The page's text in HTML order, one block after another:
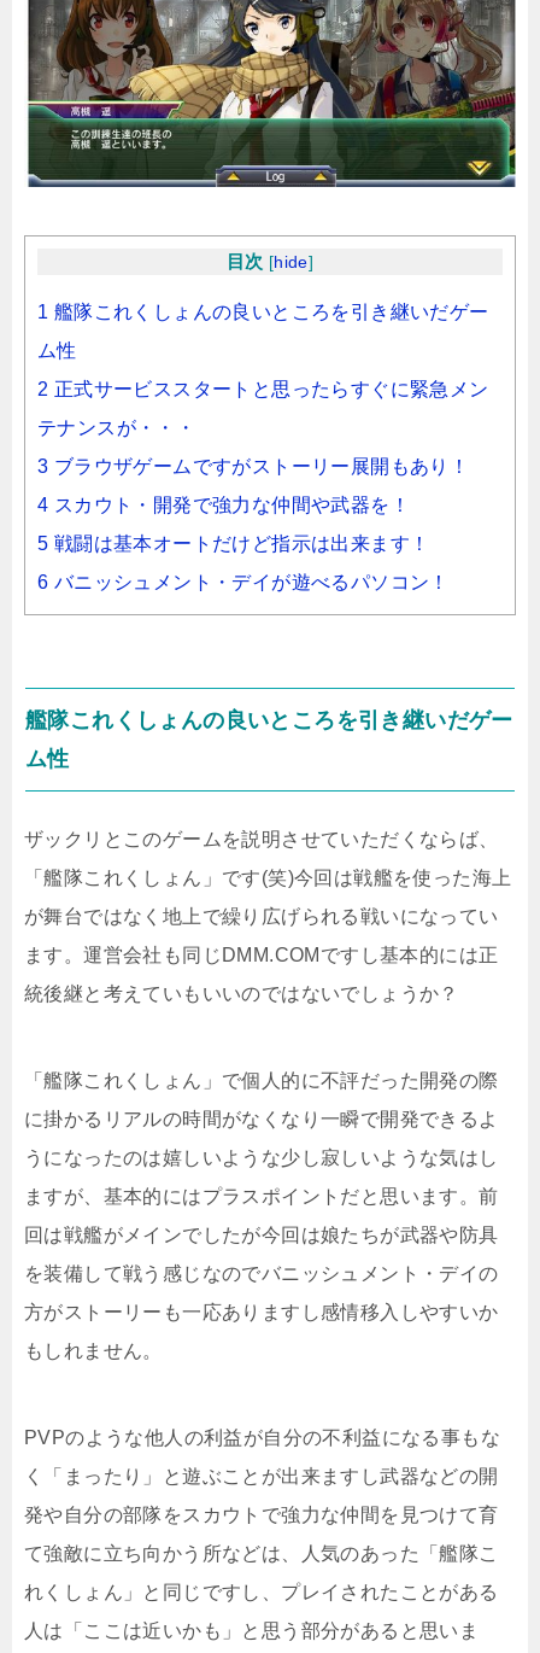
目次 [hide]
1 艦隊これくしょんの良いところを引き継いだゲー
ム性
2 正式サービススタートと思ったらすぐに緊急メン
テナンスが・・・
3 ブラウザゲームですがストーリー展開もあり！
4 スカウト・開発で強力な仲間や武器を！
5 戦闘は基本オートだけど指示は出来ます！
6 バニッシュメント・デイが遊べるパソコン！
艦隊これくしょんの良いところを引き継いだゲー
ム性
ザックリとこのゲームを説明させていただくならば、
「艦隊これくしょん」です(笑)今回は戦艦を使った海上
が舞台ではなく地上で繰り広げられる戦いになってい
ます。運営会社も同じDMM.COMですし基本的には正
統後継と考えていもいいのではないでしょうか？
「艦隊これくしょん」で個人的に不評だった開発の際
に掛かるリアルの時間がなくなり一瞬で開発できるよ
うになったのは嬉しいような少し寂しいような気はし
ますが、基本的にはプラスポイントだと思います。前
回は戦艦がメインでしたが今回は娘たちが武器や防具
を装備して戦う感じなのでバニッシュメント・デイの
方がストーリーも一応ありますし感情移入しやすいか
もしれません。
PVPのような他人の利益が自分の不利益になる事もな
く「まったり」と遊ぶことが出来ますし武器などの開
発や自分の部隊をスカウトで強力な仲間を見つけて育
て強敵に立ち向かう所などは、人気のあった「艦隊こ
れくしょん」と同じですし、プレイされたことがある
人は「ここは近いかも」と思う部分があると思いま